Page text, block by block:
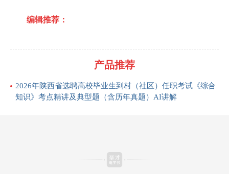
编辑推荐：
产品推荐
2026年陕西省选聘高校毕业生到村（社区）任职考试《综合
知识》考点精讲及典型题（含历年真题）AI讲解